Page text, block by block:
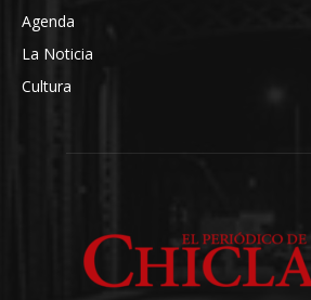
Agenda
La Noticia
Cultura